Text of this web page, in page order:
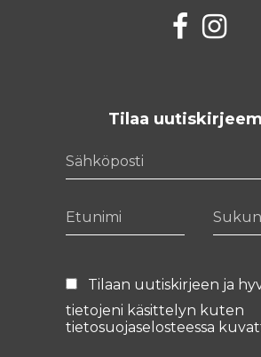
Facebook
Tilaa
Tilaan uutiskirjeen ja
tietojeni käsittelyn kuten
tietosuojaselosteessa